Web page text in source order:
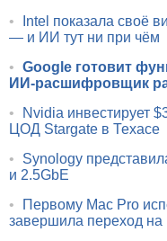
•
Intel показала своё
— и ИИ тут ни при чём
• Google готовит
ИИ-расшифровщик
•
Nvidia инвестирует
ЦОД Stargate в Техасе
•
Synology
и 2.5GbE
•
Первому Mac Pro
завершила переход на